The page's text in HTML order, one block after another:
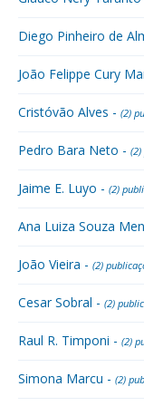
Diego Pinheiro de
João Felippe Cury
Cristóvão Alves - (2)
Pedro Bara Neto -
Jaime E. Luyo - (2)
Ana Luiza Souza
João Vieira - (2)
Cesar Sobral - (2)
Raul R. Timponi - (2)
Simona Marcu - (2)